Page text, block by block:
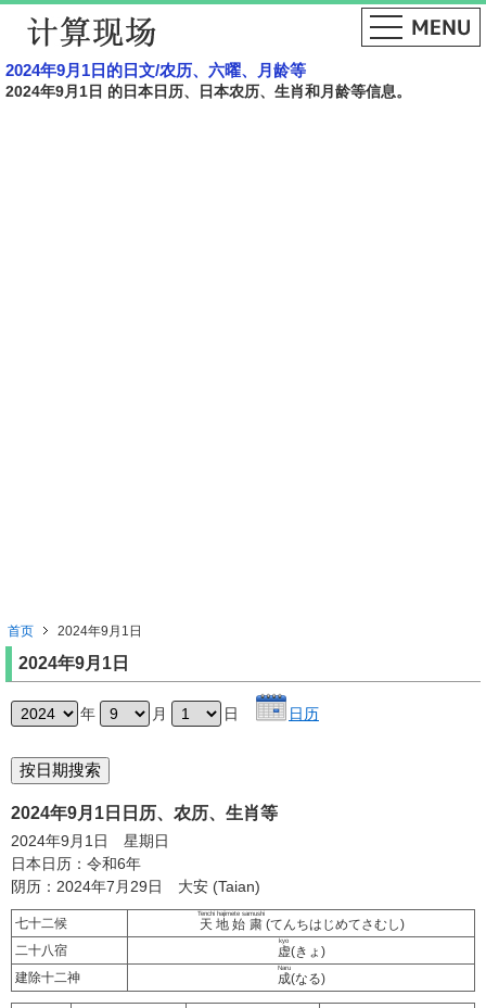
2024年9月1日的日文​​/农历、六曜、月龄等
2024年9月1日 的日本日历、日本农历、生肖和月龄等信息。
首页 2024年9月1日
2024年9月1日
年 月 日 日历
2024年9月1日日历、农历、生肖等
2024年9月1日 星期日
日本日历：令和6年
阴历：2024年7月29日 大安 (Taian)
七十二候 天地始粛
Tenchi hajimete samushi
(てんちはじめてさむし)
二十八宿
虚
kyo
(きょ)
建除十二神
成
Naru
(なる)